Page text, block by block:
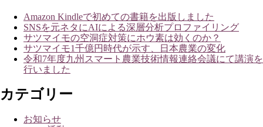
Amazon Kindleで初めての書籍を出版しました
SNSを元ネタにAIによる深層分析プロファイリング
サツマイモの空洞症対策にホウ素は効くのか？
サツマイモ1千億円時代が示す、日本農業の変化
令和7年度九州スマート農業技術情報連絡会議にて講演を
行いました
カテゴリー
お知らせ